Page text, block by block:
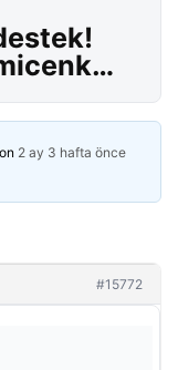
2 ay 3 hafta önce
#15772